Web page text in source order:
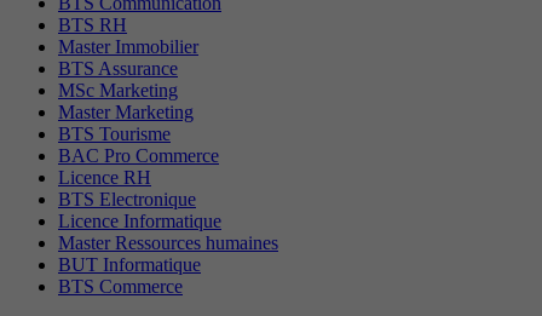
BTS RH
Master Immobilier
BTS Assurance
MSc Marketing
Master Marketing
BTS Tourisme
BAC Pro Commerce
Licence RH
BTS Electronique
Licence Informatique
Master Ressources humaines
BUT Informatique
BTS Commerce